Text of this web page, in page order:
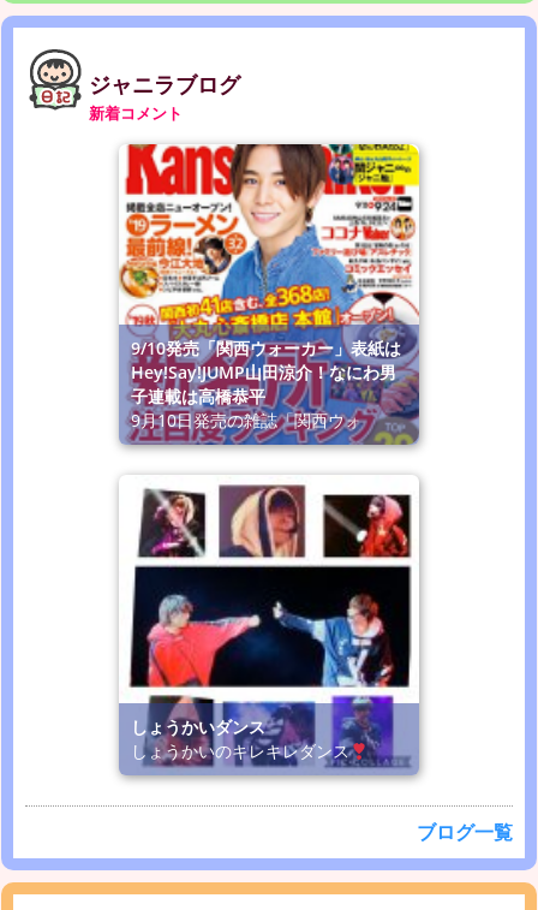
ジャニラブログ
新着コメント
9/10発売「関西ウォーカー」表紙は
Hey!Say!JUMP山田涼介！なにわ男
子連載は高橋恭平
9月10日発売の雑誌「関西ウォ
しょうかいダンス
しょうかいのキレキレダンス
ブログ一覧